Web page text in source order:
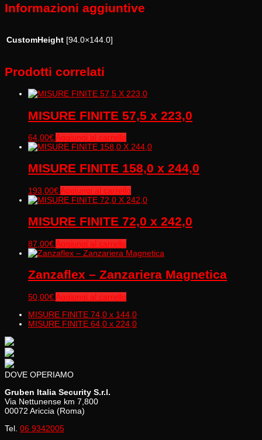
Informazioni aggiuntive
CustomHeight [94.0×144.0]
Prodotti correlati
MISURE FINITE 57,5 x 223,0
64,00€ Aggiungi al carrello
MISURE FINITE 158,0 x 244,0
193,00€ Aggiungi al carrello
MISURE FINITE 72,0 x 242,0
87,00€ Aggiungi al carrello
Zanzaflex – Zanzariera Magnetica
50,00€ Aggiungi al carrello
MISURE FINITE 74,0 x 144,0
MISURE FINITE 64,0 x 224,0
DOVE OPERIAMO
Gruben Italia Security S.r.l.
Via Nettunense km 7,800
00072 Ariccia (Roma)
Tel. 06 9342005